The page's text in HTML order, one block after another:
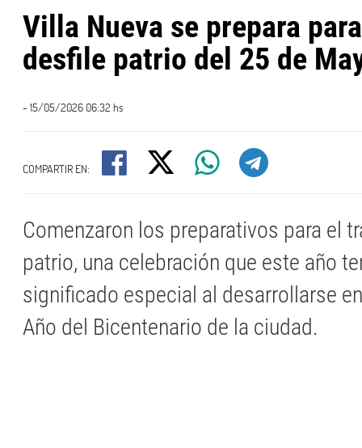
Villa Nueva se prepara
desfile patrio del 25 de
- 15/05/2026 06:32 hs
COMPARTIR EN:
Comenzaron los preparativos para el
patrio, una celebración que este año
significado especial al desarrollarse
Año del Bicentenario de la ciudad.